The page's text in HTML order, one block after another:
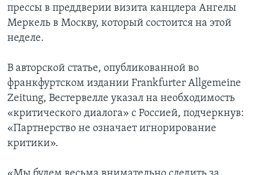
прессы в преддверии визита канцлера Ангелы
Меркель в Москву, который состоится на этой
неделе.
В авторской статье, опубликованной во
франкфуртском издании Frankfurter Allgemeine
Zeitung, Вестервелле указал на необходимость
«критического диалога» с Россией, подчеркнув:
«Партнерство не означает игнорирование
критики».